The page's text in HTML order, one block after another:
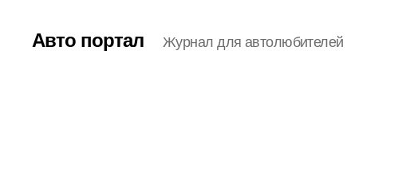
Авто портал Журнал для автолюбителей